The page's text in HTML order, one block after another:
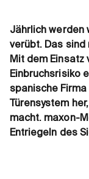
Jährlich werden
verübt. Das sind
Mit dem Einsatz
Einbruchsrisiko
spanische
Türensystem
macht. maxon-
Entriegeln des